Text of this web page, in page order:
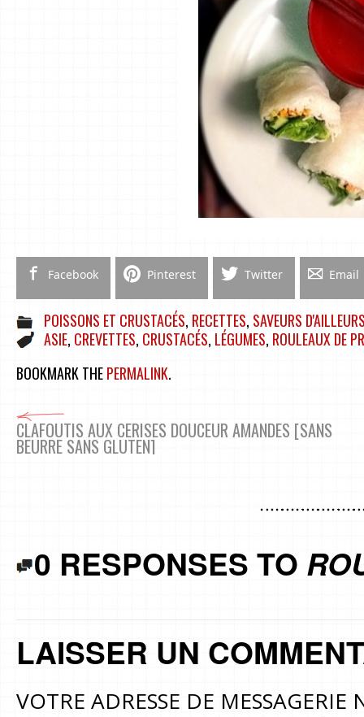
Facebook Pinterest Twitter Email
POISSONS ET CRUSTACÉS, RECETTES, SAVEURS
ASIE, CREVETTES, CRUSTACÉS, LÉGUMES, ROULEAUX DE
BOOKMARK THEPERMALINK.
CLAFOUTIS AUX CERISES DOUCEUR AMANDES [SANS
BEURRE SANS GLUTEN]
0 RESPONSES TO
LAISSER UN
VOTRE ADRESSE DE MESSAGERIE